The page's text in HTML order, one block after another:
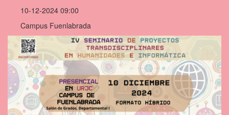
10-12-2024 09:00
Campus Fuenlabrada